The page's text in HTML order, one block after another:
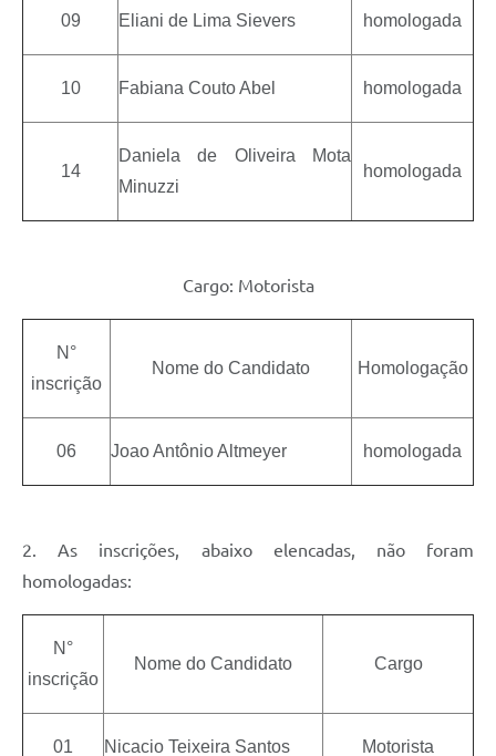
09 Eliani de Lima Sievers homologada
10 Fabiana Couto Abel homologada
14
Daniela de Oliveira Mota
Minuzzi
homologada
Cargo: Motorista
N°
inscrição
Nome do Candidato Homologação
06 Joao Antônio Altmeyer homologada
2. As inscrições, abaixo elencadas, não foram
homologadas:
N°
inscrição
Nome do Candidato Cargo
01 Nicacio Teixeira Santos Motorista